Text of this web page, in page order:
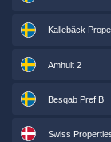
Kallebäck
Amhult 2
Besqab Pref B
Swiss